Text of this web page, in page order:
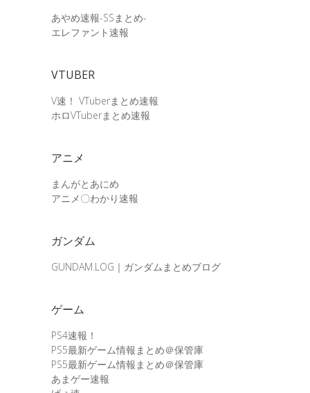
あやめ速報-SSまとめ-
エレファント速報
VTUBER
V速！ VTuberまとめ速報
ホロVTuberまとめ速報
アニメ
まんがとあにめ
アニメ〇わかり速報
ガンダム
GUNDAM.LOG｜ガンダムまとめブログ
ゲーム
PS4速報！
PS5最新ゲーム情報まとめ＠保管庫
PS5最新ゲーム情報まとめ＠保管庫
あまゲー速報